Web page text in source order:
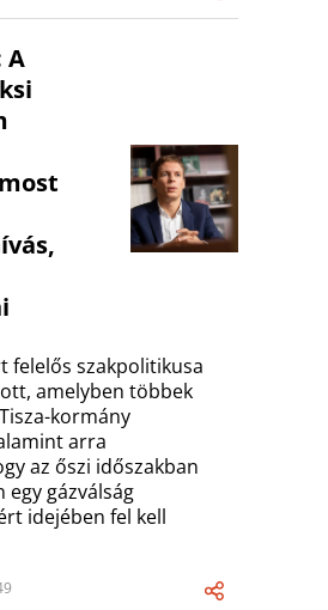
A
felelős szakpolitikusa
amelyben többek
kormány
arra
az őszi időszakban
egy gázválság
idejében fel kell